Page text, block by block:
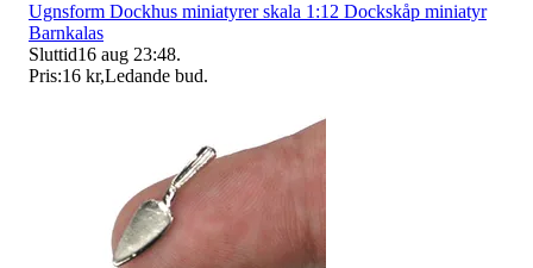
Ugnsform Dockhus miniatyrer skala 1:12 Dockskåp miniatyr
Barnkalas
Sluttid16 aug 23:48.
Pris:16 kr,Ledande bud.